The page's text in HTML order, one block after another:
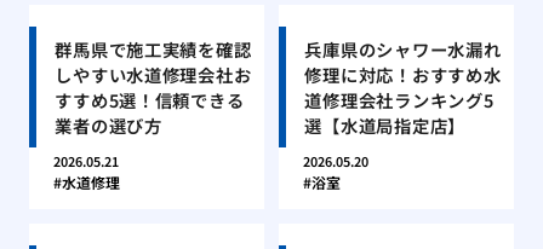
群馬県で施工実績を確認
しやすい水道修理会社お
すすめ5選！信頼できる
業者の選び方
2026.05.21
水道修理
兵庫県のシャワー水漏れ
修理に対応！おすすめ水
道修理会社ランキング5
選【水道局指定店】
2026.05.20
浴室